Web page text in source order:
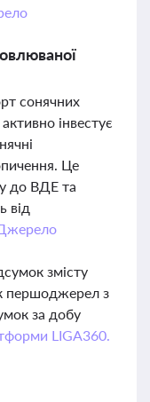
сонячних
інвестує
Це
до ВДЕ та
від
змісту
першоджерел з
за добу
LIGA360.